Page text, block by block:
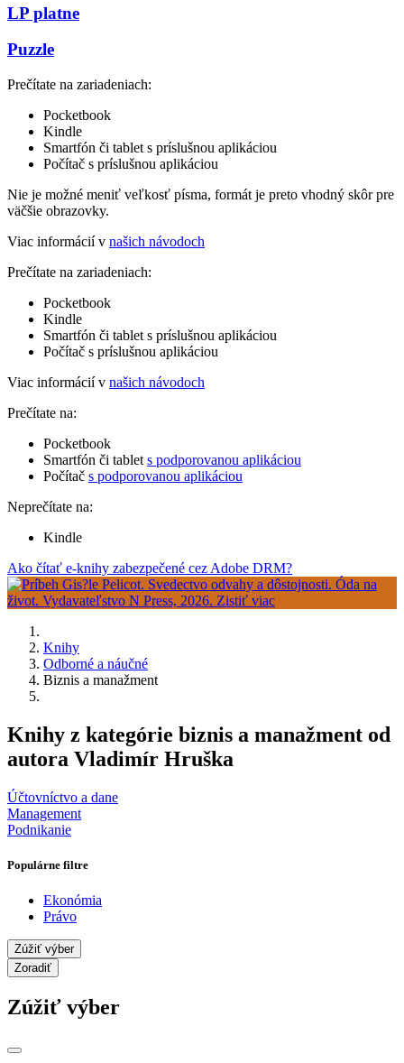
LP platne
Puzzle
Prečítate na zariadeniach:
Pocketbook
Kindle
Smartfón či tablet s príslušnou aplikáciou
Počítač s príslušnou aplikáciou
Nie je možné meniť veľkosť písma, formát je preto vhodný skôr pre
väčšie obrazovky.
Viac informácií v našich návodoch
Prečítate na zariadeniach:
Pocketbook
Kindle
Smartfón či tablet s príslušnou aplikáciou
Počítač s príslušnou aplikáciou
Viac informácií v našich návodoch
Prečítate na:
Pocketbook
Smartfón či tablet s podporovanou aplikáciou
Počítač s podporovanou aplikáciou
Neprečítate na:
Kindle
Ako čítať e-knihy zabezpečené cez Adobe DRM?
Knihy
Odborné a náučné
Biznis a manažment
Knihy z kategórie biznis a manažment od
autora Vladimír Hruška
Účtovníctvo a dane
Management
Podnikanie
Populárne filtre
Ekonómia
Právo
Zúžiť výber
Zoradiť
Zúžiť výber